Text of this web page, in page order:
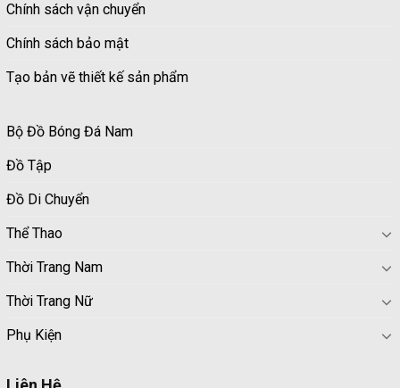
Chính sách vận chuyển
Chính sách bảo mật
Tạo bản vẽ thiết kế sản phẩm
Bộ Đồ Bóng Đá Nam
Đồ Tập
Đồ Di Chuyển
Thể Thao
Thời Trang Nam
Thời Trang Nữ
Phụ Kiện